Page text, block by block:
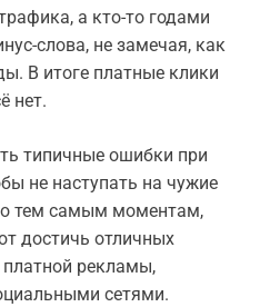
а кто-то годами
слова, не замечая, как
В итоге платные клики
нет.
типичные ошибки при
не наступать на чужие
тем самым моментам,
достичь отличных
платной рекламы,
сетями.